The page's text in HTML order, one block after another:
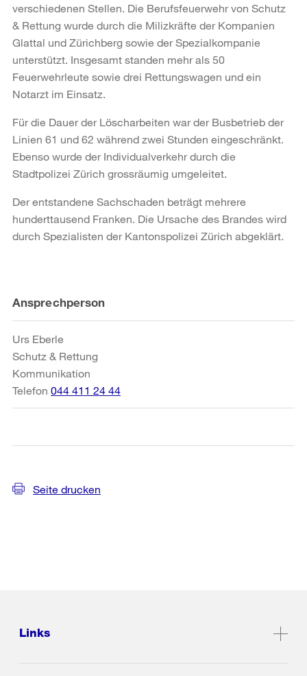
verschiedenen Stellen. Die Berufsfeuerwehr von Schutz
& Rettung wurde durch die Milizkräfte der Kompanien
Glattal und Zürichberg sowie der Spezialkompanie
unterstützt. Insgesamt standen mehr als 50
Feuerwehrleute sowie drei Rettungswagen und ein
Notarzt im Einsatz.
Für die Dauer der Löscharbeiten war der Busbetrieb der
Linien 61 und 62 während zwei Stunden eingeschränkt.
Ebenso wurde der Individualverkehr durch die
Stadtpolizei Zürich grossräumig umgeleitet.
Der entstandene Sachschaden beträgt mehrere
hunderttausend Franken. Die Ursache des Brandes wird
durch Spezialisten der Kantonspolizei Zürich abgeklärt.
Weitere
Informationen
Ansprechperson
Urs Eberle
Schutz & Rettung
Kommunikation
Telefon 044 411 24 44
Seite drucken
Links